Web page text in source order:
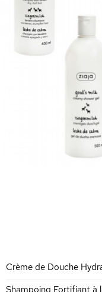
Crème de Douche
Shampoing Fortifiant à